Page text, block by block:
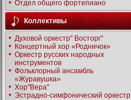
Отдел общего фортепиано
Коллективы
Духовой оркестр" Восторг"
Концертный хор «Родничок»
Оркестр русских народных
инструментов
Фольклорный ансамбль
«Журавушка»
Хор"Вера"
Эстрадно-симфонический оркестр